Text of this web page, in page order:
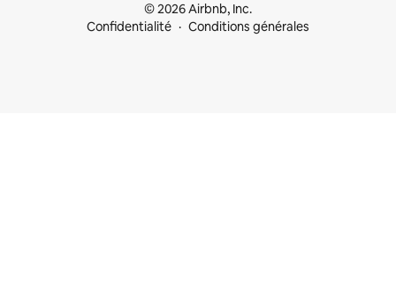
© 2026 Airbnb, Inc.
Confidentialité
Conditions générales